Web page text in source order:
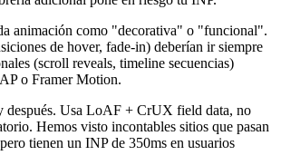
animación como "decorativa" o "funcional".
de hover, fade-in) deberían ir siempre
(scroll reveals, timeline secuencias)
o Framer Motion.
después. Usa LoAF + CrUX field data, no
Hemos visto incontables sitios que pasan
tienen un INP de 350ms en usuarios